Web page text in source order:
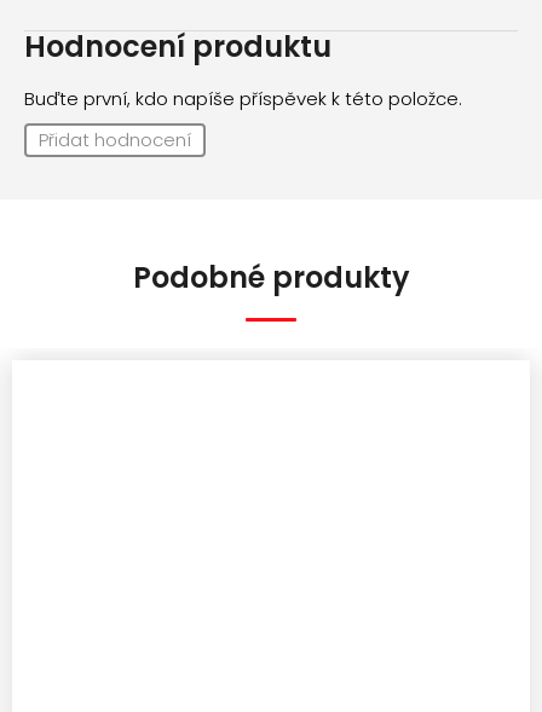
Hodnocení produktu
Buďte první, kdo napíše příspěvek k této položce.
Přidat hodnocení
Podobné produkty